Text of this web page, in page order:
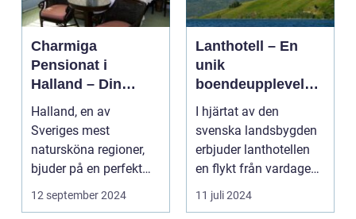
Charmiga
Pensionat i
Halland – Din
Guide till Ett
Bekymmersfritt
Getaway
Halland, en av
Sveriges mest
natursköna regioner,
bjuder på en perfekt
kombination av idy...
12 september 2024
Lanthotell – En
unik
boendeupplevelse
i harmoni med
naturen
I hjärtat av den
svenska landsbygden
erbjuder lanthotellen
en flykt från vardagens
hektik...
11 juli 2024